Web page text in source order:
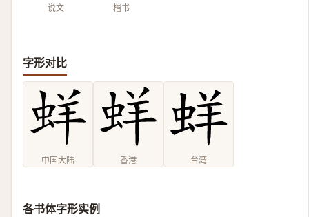
说文 楷书
字形对比
中国大陆 香港 台湾
各书体字形实例